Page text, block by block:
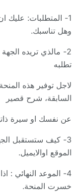
1- المتطلبات: عليك
وهل تناسبك.
2- مالذي تريده
تطلبه
لاجل توفير هذه
السابقة، شرح قصير
عن نفسك او سيرة
3- كيف ستستقبل
الموقع اوالايميل.
4- الموعد النهائي :
خسرت المنحة.